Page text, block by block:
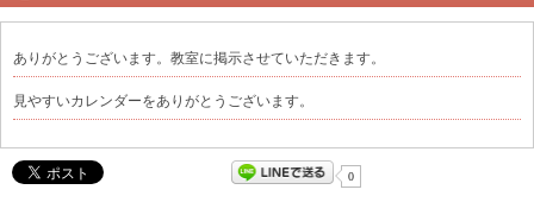
ありがとうございます。教室に掲示させていただきます。
見やすいカレンダーをありがとうございます。
0